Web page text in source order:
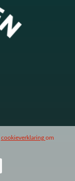
cookieverklaring om